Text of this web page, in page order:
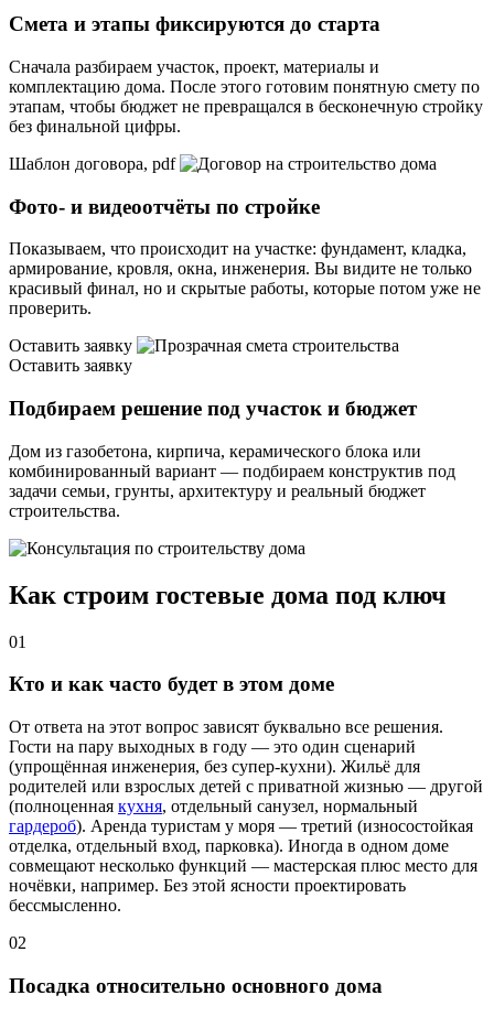
Смета и этапы фиксируются до старта
Сначала разбираем участок, проект, материалы и
комплектацию дома. После этого готовим понятную смету по
этапам, чтобы бюджет не превращался в бесконечную стройку
без финальной цифры.
Шаблон договора, pdf
Фото- и видеоотчёты по стройке
Показываем, что происходит на участке: фундамент, кладка,
армирование, кровля, окна, инженерия. Вы видите не только
красивый финал, но и скрытые работы, которые потом уже не
проверить.
Оставить заявку
Оставить заявку
Подбираем решение под участок и бюджет
Дом из газобетона, кирпича, керамического блока или
комбинированный вариант — подбираем конструктив под
задачи семьи, грунты, архитектуру и реальный бюджет
строительства.
Как строим гостевые дома под ключ
01
Кто и как часто будет в этом доме
От ответа на этот вопрос зависят буквально все решения.
Гости на пару выходных в году — это один сценарий
(упрощённая инженерия, без супер-кухни). Жильё для
родителей или взрослых детей с приватной жизнью — другой
(полноценная кухня, отдельный санузел, нормальный
гардероб). Аренда туристам у моря — третий (износостойкая
отделка, отдельный вход, парковка). Иногда в одном доме
совмещают несколько функций — мастерская плюс место для
ночёвки, например. Без этой ясности проектировать
бессмысленно.
02
Посадка относительно основного дома